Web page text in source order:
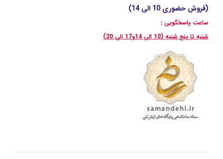
(فروش حضوری 10 الی 14)
ساعت پاسخگویی :
شنبه تا پنج شنبه (10 الی 14و17 الی 20)